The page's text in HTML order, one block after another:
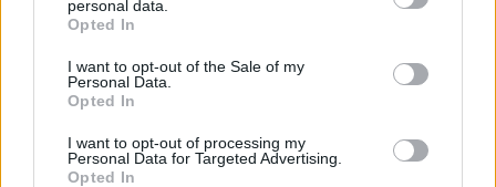
personal data.
Opted In
I want to opt-out of the Sale of my
Personal Data.
Opted In
I want to opt-out of processing my
Personal Data for Targeted Advertising.
Opted In
Φωτογραφικό αρχείο
Τρίτεκνοι TV
Εκδηλώσεις
Χρήσιμες Συνδέσεις